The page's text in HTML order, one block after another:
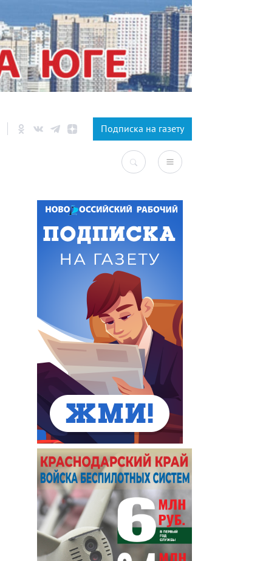
Подписка на газету